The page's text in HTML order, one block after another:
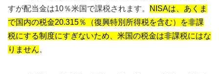
すが配当金は10％米国で課税されます。
NISAは、あくま
で国内の税金20.315％（復興特別所得税を含む）を非課
税にする制度にすぎないため、米国の税金は非課税にはな
りません。